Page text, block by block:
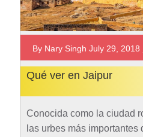
By Nary Singh July 29, 2018
Qué ver en Jaipur
Conocida como la ciudad
las urbes más